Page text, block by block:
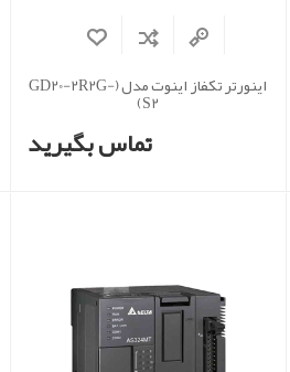
اینورتر تکفاز اینوت مدل (GD20-2R2G-
S2)
تماس بگیرید